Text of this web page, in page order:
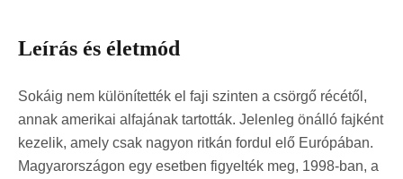
Leírás és életmód
Sokáig nem különítették el faji szinten a csörgő récétől,
annak amerikai alfajának tartották. Jelenleg önálló fajként
kezelik, amely csak nagyon ritkán fordul elő Európában.
Magyarországon egy esetben figyelték meg, 1998-ban, a